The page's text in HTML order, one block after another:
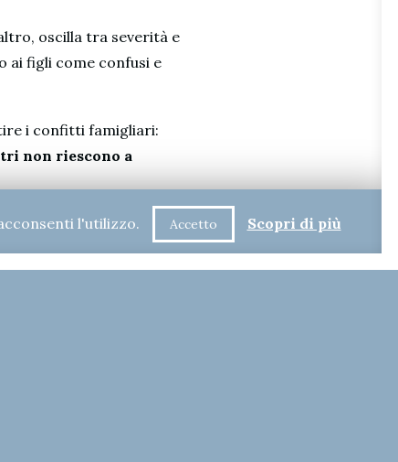
oscilla tra severità e
ai figli come confusi e
i confitti famigliari:
non riescono a
maggior parte dei
tempo, e richiede che i
della comunicazione
l'utilizzo. Accetto Scopri di più